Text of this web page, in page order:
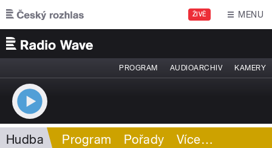
Přejít k hlavnímu obsahu
ŽIVĚ MENU
PROGRAM AUDIOARCHIV KAMERY
Hudba Program Pořady Více…